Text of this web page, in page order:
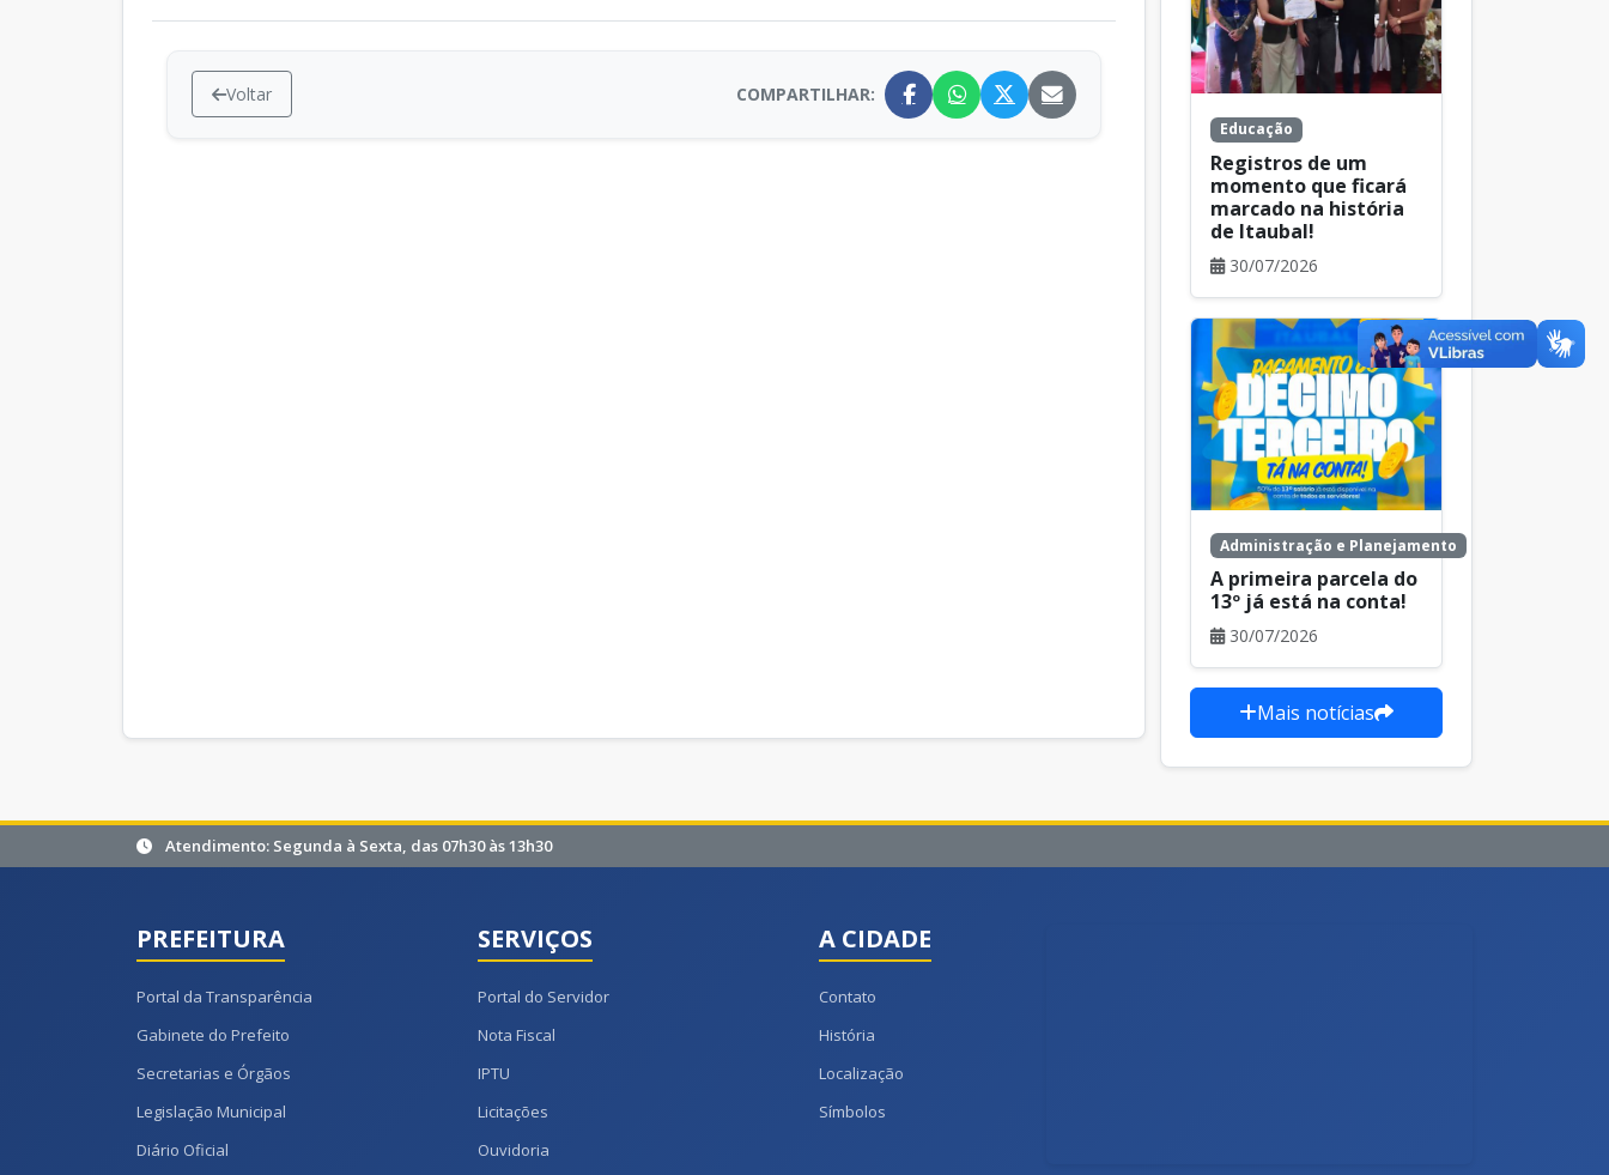
Voltar COMPARTILHAR:
Educação
Registros de um
momento que ficará
marcado na história
de Itaubal!
30/07/2026
Administração e Planejamento
A primeira parcela do
13º já está na conta!
30/07/2026
Mais notícias
Atendimento: Segunda à Sexta, das 07h30 às 13h30
PREFEITURA
Portal da Transparência
Gabinete do Prefeito
Secretarias e Órgãos
Legislação Municipal
Diário Oficial
SERVIÇOS
Portal do Servidor
Nota Fiscal
IPTU
Licitações
Ouvidoria
A CIDADE
Contato
História
Localização
Símbolos